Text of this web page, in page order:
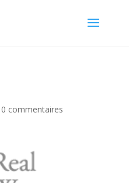
0 commentaires